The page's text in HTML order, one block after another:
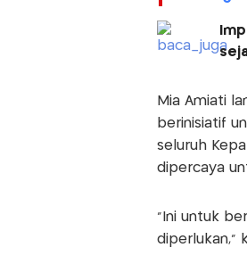
Mia Amiati
berinisiatif
seluruh
dipercaya
"Ini untuk
diperlukan,"